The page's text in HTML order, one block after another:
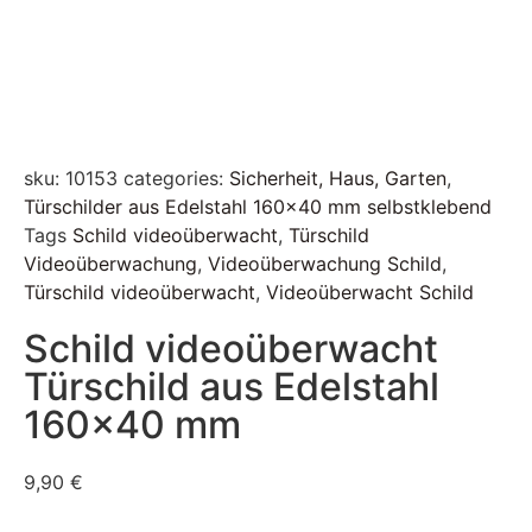
sku: 10153 categories: Sicherheit, Haus, Garten,
Türschilder aus Edelstahl 160x40 mm selbstklebend
Tags Schild videoüberwacht, Türschild
Videoüberwachung, Videoüberwachung Schild,
Türschild videoüberwacht, Videoüberwacht Schild
Schild videoüberwacht
Türschild aus Edelstahl
160×40 mm
9,90 €